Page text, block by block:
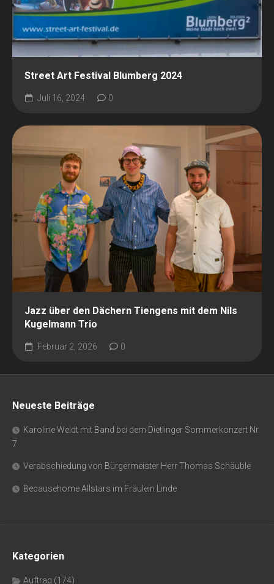
Street Art Festival Blumberg 2024
Juli 16, 2024 0
Jazz über den Dächern Tiengens mit dem Nils
Kugelmann Trio
Februar 2, 2026 0
Neueste Beiträge
Karoline Weidt mit Band bei dem Dietlinger Sommerkonzert Nr.
7
Verabschiedung von Bürgermeister Herr Thomas Schäuble
Becausehome Allstars im Fräulein Linde
Kategorien
Auftrag (174)